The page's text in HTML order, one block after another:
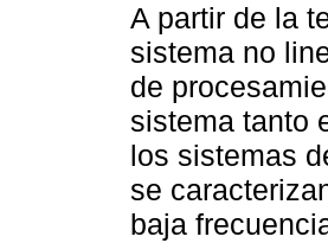
A partir de la
sistema no
de
sistema tanto
los sistemas
se
baja